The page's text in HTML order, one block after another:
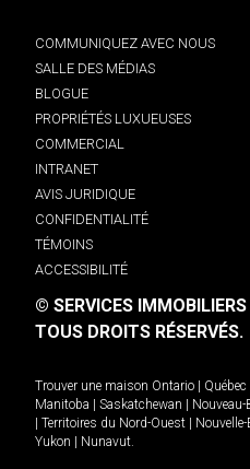
COMMUNIQUEZ AVEC NOUS
SALLE DES MÉDIAS
BLOGUE
PROPRIÉTÉS LUXUEUSES
COMMERCIAL
INTRANET
AVIS JURIDIQUE
CONFIDENTIALITÉ
TÉMOINS
ACCESSIBILITÉ
© SERVICES
TOUS DROITS RÉSERVÉS.
Trouver une maison Ontario Québec
Manitoba
Saskatchewan
Territoires du Nord-Ouest
Yukon
Nunavut.